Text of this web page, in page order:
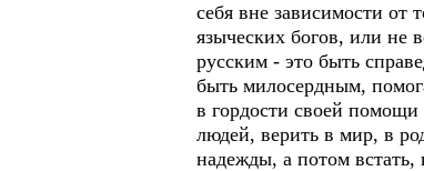
себя вне зависимости от
языческих богов, или не
русским - это быть
быть милосердным,
в гордости своей помощи
людей, верить в мир, в
надежды, а потом встать,